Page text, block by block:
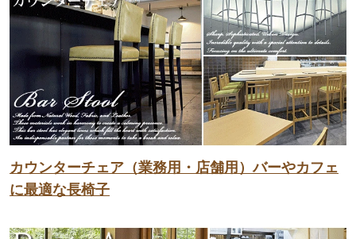
カウンターチェア（業務用・店舗用）バーやカフェ
に最適な長椅子